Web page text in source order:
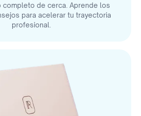
completo de cerca. Aprende los
para acelerar tu trayectoria
profesional.